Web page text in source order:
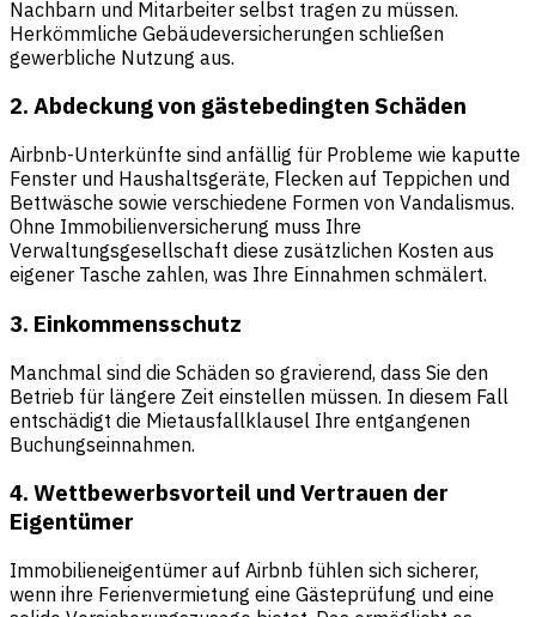
Nachbarn und Mitarbeiter selbst tragen zu müssen.
Herkömmliche Gebäudeversicherungen schließen
gewerbliche Nutzung aus.
2. Abdeckung von gästebedingten Schäden
Airbnb-Unterkünfte sind anfällig für Probleme wie kaputte
Fenster und Haushaltsgeräte, Flecken auf Teppichen und
Bettwäsche sowie verschiedene Formen von Vandalismus.
Ohne Immobilienversicherung muss Ihre
Verwaltungsgesellschaft diese zusätzlichen Kosten aus
eigener Tasche zahlen, was Ihre Einnahmen schmälert.
3. Einkommensschutz
Manchmal sind die Schäden so gravierend, dass Sie den
Betrieb für längere Zeit einstellen müssen. In diesem Fall
entschädigt die Mietausfallklausel Ihre entgangenen
Buchungseinnahmen.
4. Wettbewerbsvorteil und Vertrauen der
Eigentümer
Immobilieneigentümer auf Airbnb fühlen sich sicherer,
wenn ihre Ferienvermietung eine Gästeprüfung und eine